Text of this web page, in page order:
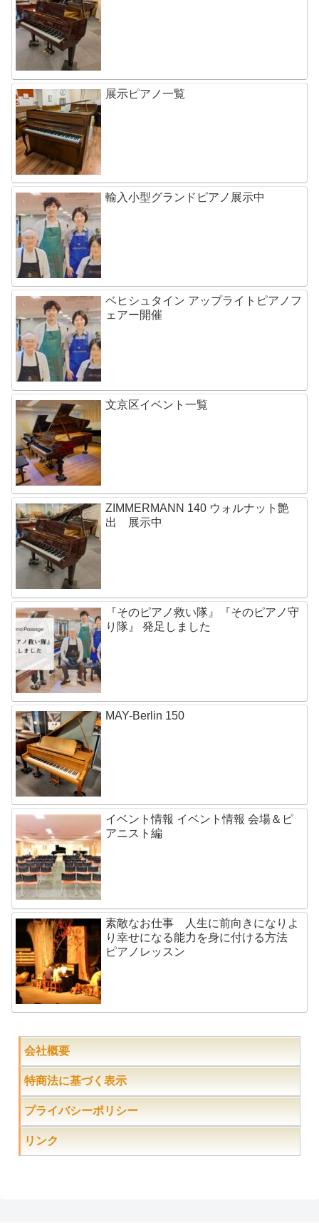
展示ピアノ一覧
輸入小型グランドピアノ展示中
ベヒシュタイン アップライトピアノフ
ェアー開催
文京区イベント一覧
ZIMMERMANN 140 ウォルナット艶
出 展示中
『そのピアノ救い隊』『そのピアノ守
り隊』 発足しました
MAY-Berlin 150
イベント情報 イベント情報 会場＆ピ
アニスト編
素敵なお仕事 人生に前向きになりよ
り幸せになる能力を身に付ける方法
ピアノレッスン
会社概要
特商法に基づく表示
プライバシーポリシー
リンク